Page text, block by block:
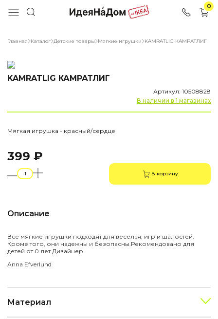
0
Главная Каталог Детские товары Мягкие игрушки KAMRATLIG КАМРАТЛИГ
KAMRATLIG КАМРАТЛИГ
Артикул: 10508828
В наличии в 1 магазинах
Мягкая игрушка - красный/сердце
399 ₽
В корзину
Описание
Все мягкие игрушки подходят для веселья, игр и шалостей.
Кроме того, они надежны и безопасны. Рекомендовано для
детей от 0 лет. Дизайнер
Anna Efverlund
Материал